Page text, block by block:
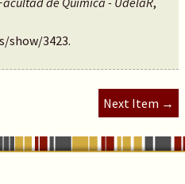
show/3423.
Next Item →